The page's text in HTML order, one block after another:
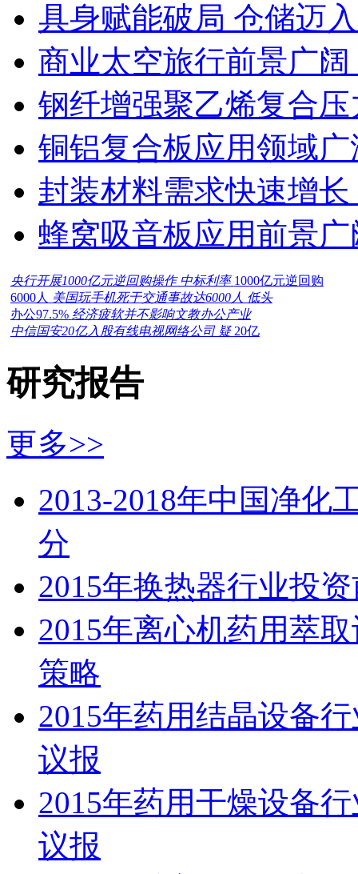
具身赋能破局 仓储迈
商业太空旅行前景广
钢纤增强聚乙烯复合
铜铝复合板应用领域
封装材料需求快速增
蜂窝吸音板应用前景
央行开展1000亿元逆回购操作 中标利率 1000亿元逆回购
6000人 美国玩手机死于交通事故达6000人 低头
办公97.5% 经济疲软并不影响文教办公产业
中信国安20亿入股有线电视网络公司 疑 20亿
研究报告
更多>>
2013-2018年中国净化
分
2015年换热器行业投
2015年离心机药用萃
策略
2015年药用结晶设备
议报
2015年药用干燥设备
议报